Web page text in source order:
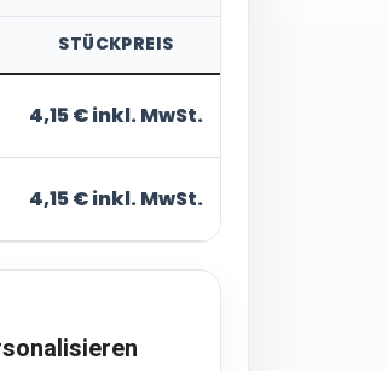
STÜCKPREIS
4,15 € inkl. MwSt.
4,15 € inkl. MwSt.